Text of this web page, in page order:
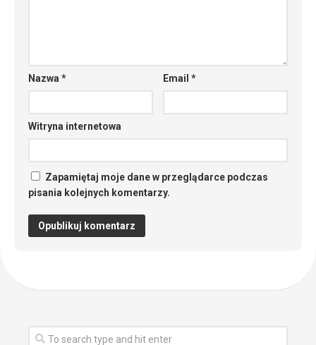
Nazwa* Email*
Witryna internetowa
Zapamiętaj moje dane w przeglądarce podczas
pisania kolejnych komentarzy.